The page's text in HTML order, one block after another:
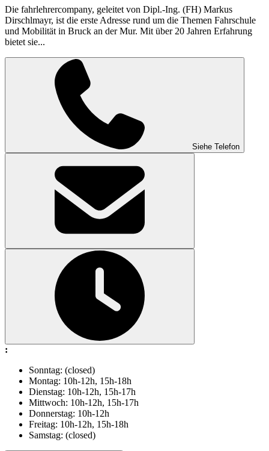
Die fahrlehrercompany, geleitet von Dipl.-Ing. (FH) Markus
Dirschlmayr, ist die erste Adresse rund um die Themen Fahrschule
und Mobilität in Bruck an der Mur. Mit über 20 Jahren Erfahrung
bietet sie...
Siehe Telefon
:
Sonntag: (closed)
Montag: 10h-12h, 15h-18h
Dienstag: 10h-12h, 15h-17h
Mittwoch: 10h-12h, 15h-17h
Donnerstag: 10h-12h
Freitag: 10h-12h, 15h-18h
Samstag: (closed)